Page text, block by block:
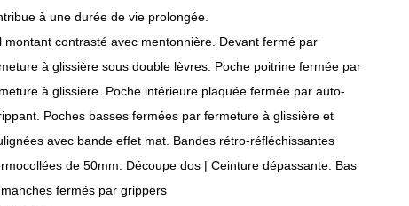
à une durée de vie prolongée.
montant contrasté avec mentonnière. Devant fermé par
à glissière sous double lèvres. Poche poitrine fermée par
à glissière. Poche intérieure plaquée fermée par auto-
Poches basses fermées par fermeture à glissière et
avec bande effet mat. Bandes rétro-réfléchissantes
de 50mm. Découpe dos | Ceinture dépassante. Bas
fermés par grippers